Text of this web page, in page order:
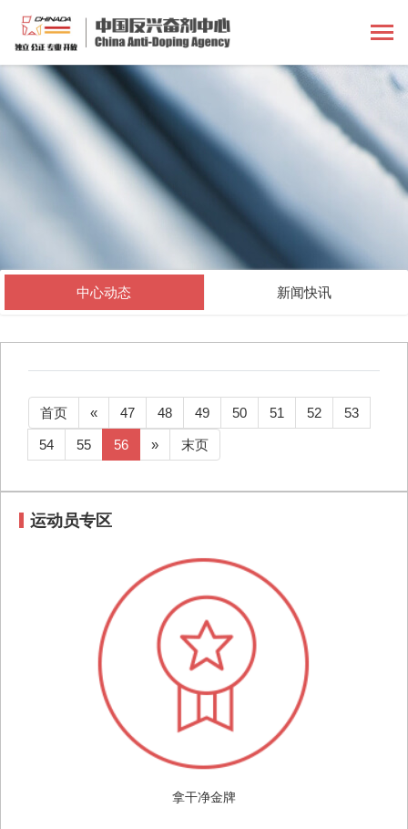
中心动态 新闻快讯
首页 « 47 48 49 50 51 52 53
54 55 56 » 末页
运动员专区
拿干净金牌